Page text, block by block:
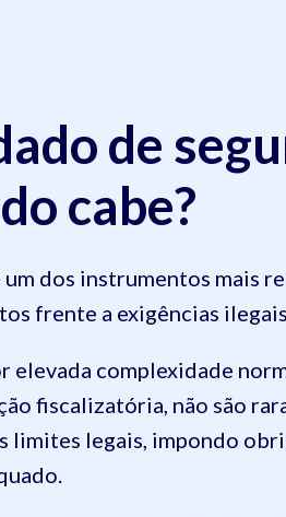
de
cabe?
dos instrumentos mais
frente a exigências
elevada complexidade
fiscalizatória, não são
legais, impondo